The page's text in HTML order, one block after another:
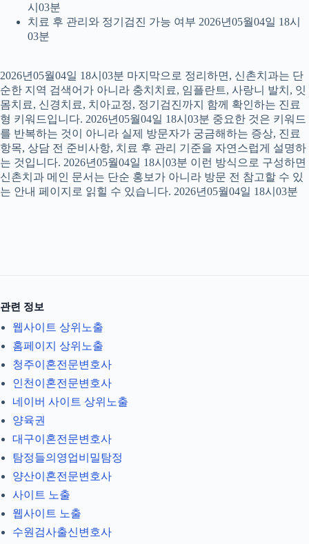
시03분
치료 후 관리와 정기검진 가능 여부 2026년05월04일 18시
03분
2026년05월04일 18시03분 마지막으로 정리하면, 신촌치과는 단
순한 지역 검색어가 아니라 충치치료, 임플란트, 사랑니 발치, 잇
몸치료, 신경치료, 치아교정, 정기검진까지 함께 확인하는 진료
형 키워드입니다. 2026년05월04일 18시03분 중요한 것은 키워드
를 반복하는 것이 아니라 실제 방문자가 궁금해하는 증상, 진료
항목, 상담 전 준비사항, 치료 후 관리 기준을 자연스럽게 설명하
는 것입니다. 2026년05월04일 18시03분 이런 방식으로 구성하면
신촌치과 메인 문서는 단순 홍보가 아니라 방문 전 참고할 수 있
는 안내 페이지로 읽힐 수 있습니다. 2026년05월04일 18시03분
관련 정보
웹사이트 상위노출
홈페이지 상위노출
청주이혼전문변호사
인천이혼전문변호사
네이버 사이트 상위노출
양육권
대구이혼전문변호사
탐정들의영업비밀탐정
양산이혼전문변호사
사이트 노출
웹사이트 노출
수원검사출신변호사